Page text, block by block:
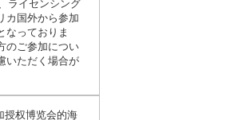
ライセンシング
カ国外から参加
なっておりま
のご参加につい
いただく場合が
授权博览会的海